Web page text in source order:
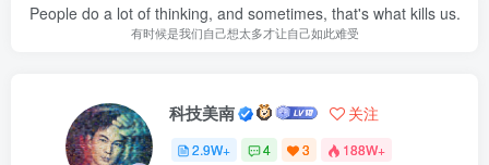
People do a lot of thinking, and sometimes, that's what kills us.
有时候是我们自己想太多才让自己如此难受
科技美南 关注
2.9W+ 4 3 188W+